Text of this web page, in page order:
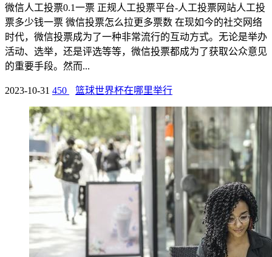
微信人工投票0.1一票 正规人工投票平台-人工投票网站人工投
票多少钱一票 微信投票怎么拉更多票数 在现如今的社交网络
时代，微信投票成为了一种非常流行的互动方式。无论是举办
活动、选举，还是评选等等，微信投票都成为了获取公众意见
的重要手段。然而...
2023-10-31 450 篮球世界杯在哪里举行